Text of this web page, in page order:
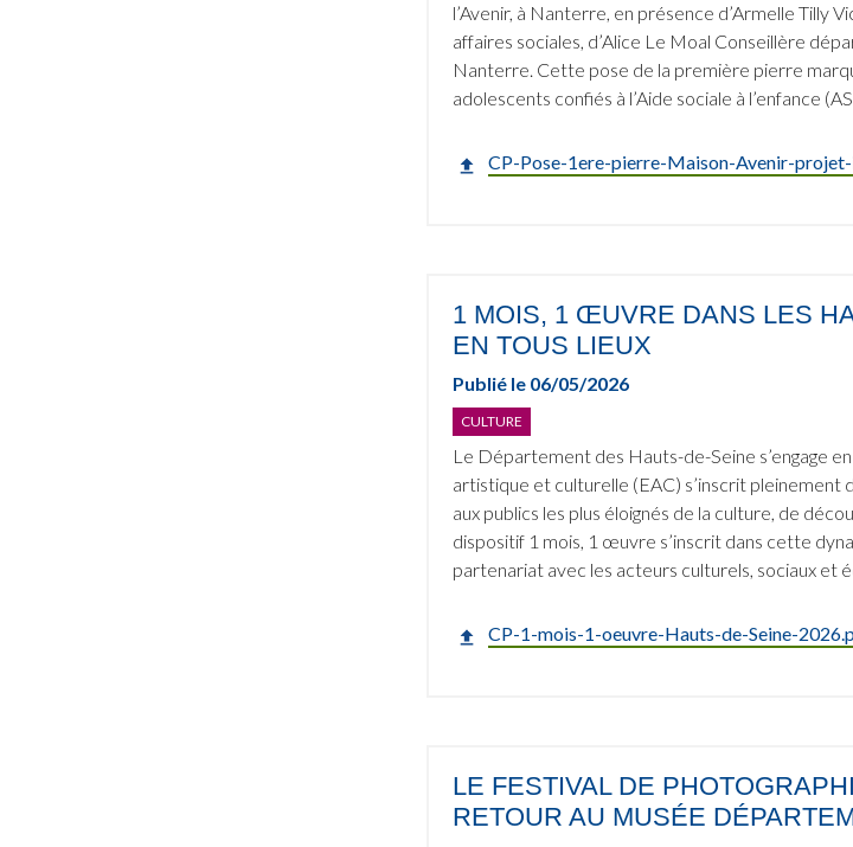
l’Avenir, à Nanterre, en présence d’Armelle
affaires sociales, d’Alice Le Moal Conseillère
Nanterre. Cette pose de la première pierre
adolescents confiés à l’Aide sociale à l’enfance
CP-Pose-1ere-pierre-Maison-Avenir-
1 MOIS, 1 ŒUVRE DANS LES
EN TOUS LIEUX
Publié le 06/05/2026
CULTURE
Le Département des Hauts-de-Seine s’engage
artistique et culturelle (EAC) s’inscrit pleinement
aux publics les plus éloignés de la culture, de
dispositif 1 mois, 1 œuvre s’inscrit dans cette
partenariat avec les acteurs culturels, sociaux et
CP-1-mois-1-oeuvre-Hauts-de-Seine-
LE FESTIVAL DE
RETOUR AU MUSÉE